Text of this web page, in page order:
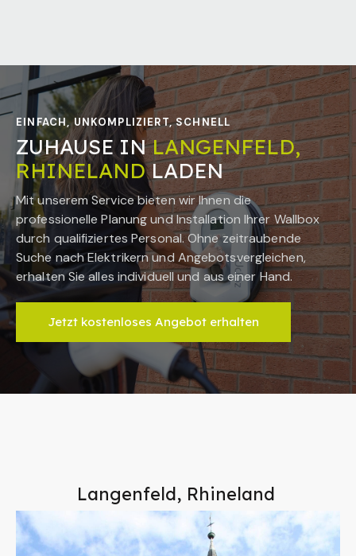
EINFACH, UNKOMPLIZIERT, SCHNELL
ZUHAUSE INLANGENFELD,
RHINELANDLADEN
Mit unserem Service bieten wir Ihnen die
professionelle Planung und Installation Ihrer Wallbox
durch qualifiziertes Personal. Ohne zeitraubende
Suche nach Elektrikern und Angebotsvergleichen,
erhalten Sie alles individuell und aus einer Hand.
Jetzt kostenloses Angebot erhalten
Langenfeld, Rhineland